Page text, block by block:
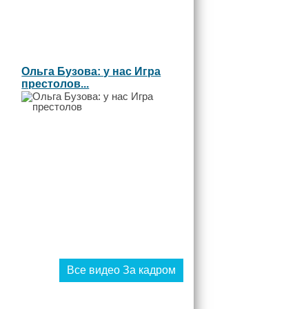
Ольга Бузова: у нас Игра
престолов...
Все видео За кадром